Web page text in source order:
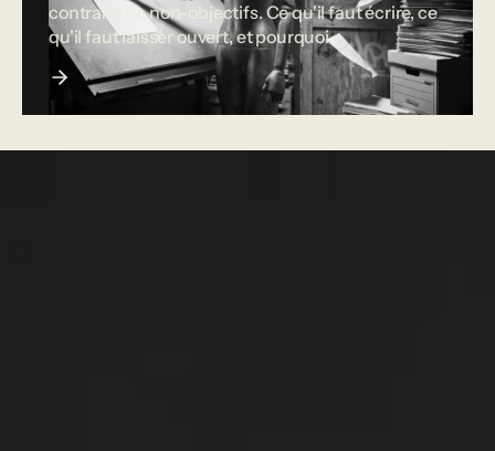
contraintes, non-objectifs. Ce qu'il faut écrire, ce
qu'il faut laisser ouvert, et pourquoi.